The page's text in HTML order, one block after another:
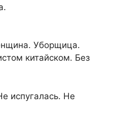
Уборщица.
китайском. Без
испугалась. Не